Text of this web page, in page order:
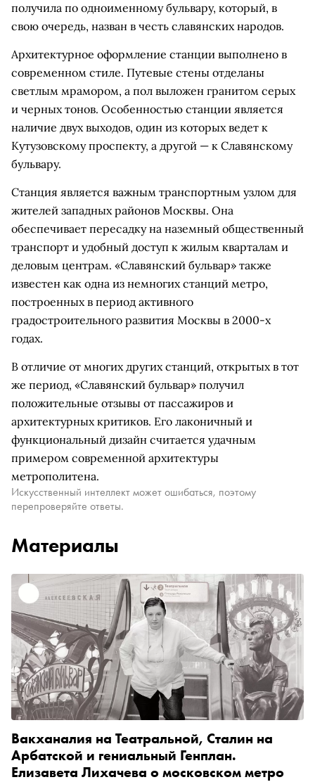
получила по одноименному бульвару, который, в
свою очередь, назван в честь славянских народов.
Архитектурное оформление станции выполнено в
современном стиле. Путевые стены отделаны
светлым мрамором, а пол выложен гранитом серых
и черных тонов. Особенностью станции является
наличие двух выходов, один из которых ведет к
Кутузовскому проспекту, а другой — к Славянскому
бульвару.
Станция является важным транспортным узлом для
жителей западных районов Москвы. Она
обеспечивает пересадку на наземный общественный
транспорт и удобный доступ к жилым кварталам и
деловым центрам. «Славянский бульвар» также
известен как одна из немногих станций метро,
построенных в период активного
градостроительного развития Москвы в 2000-х
годах.
В отличие от многих других станций, открытых в тот
же период, «Славянский бульвар» получил
положительные отзывы от пассажиров и
архитектурных критиков. Его лаконичный и
функциональный дизайн считается удачным
примером современной архитектуры
метрополитена.
Искусственный интеллект может ошибаться, поэтому
перепроверяйте ответы.
Материалы
Вакханалия на Театральной, Сталин на
Арбатской и гениальный Генплан.
Елизавета Лихачева о московском метро